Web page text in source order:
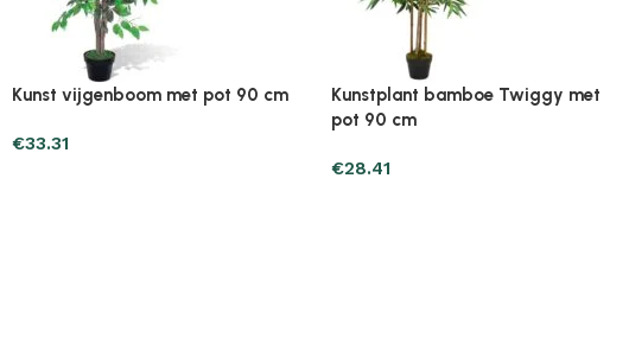
Plantenonline 2-delige
lavendel 30 cm
Plantenonline 3-delige
Kunstbuxussenset piramidevormig
€60.75